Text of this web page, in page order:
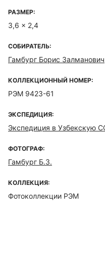
РАЗМЕР:
3,6 x 2,4
СОБИРАТЕЛЬ:
Гамбург Борис Залманович
КОЛЛЕКЦИОННЫЙ НОМЕР:
РЭМ 9423-61
ЭКСПЕДИЦИЯ:
Экспедиция в Узбекскую
ФОТОГРАФ:
Гамбург Б.З.
КОЛЛЕКЦИЯ:
Фотоколлекции РЭМ